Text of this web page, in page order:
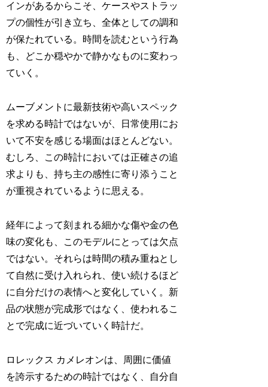
インがあるからこそ、ケースやストラッ
プの個性が引き立ち、全体としての調和
が保たれている。時間を読むという行為
も、どこか穏やかで静かなものに変わっ
ていく。
ムーブメントに最新技術や高いスペック
を求める時計ではないが、日常使用にお
いて不安を感じる場面はほとんどない。
むしろ、この時計においては正確さの追
求よりも、持ち主の感性に寄り添うこと
が重視されているように思える。
経年によって刻まれる細かな傷や金の色
味の変化も、このモデルにとっては欠点
ではない。それらは時間の積み重ねとし
て自然に受け入れられ、使い続けるほど
に自分だけの表情へと変化していく。新
品の状態が完成形ではなく、使われるこ
とで完成に近づいていく時計だ。
ロレックス カメレオンは、周囲に価値
を誇示するための時計ではなく、自分自